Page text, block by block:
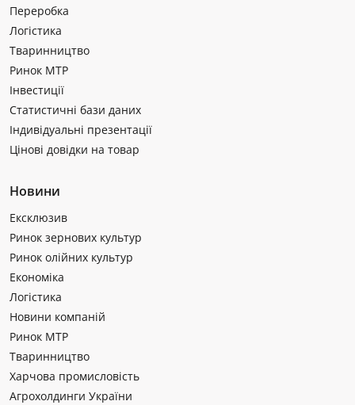
Переробка
Логістика
Тваринництво
Ринок МТР
Інвестиції
Статистичні бази даних
Індивідуальні презентації
Цінові довідки на товар
Новини
Ексклюзив
Ринок зернових культур
Ринок олійних культур
Економіка
Логістика
Новини компаній
Ринок МТР
Тваринництво
Харчова промисловість
Агрохолдинги України